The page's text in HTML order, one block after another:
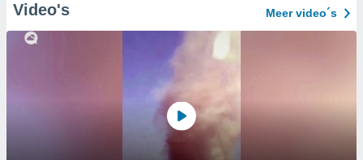
Video's Meer video´s